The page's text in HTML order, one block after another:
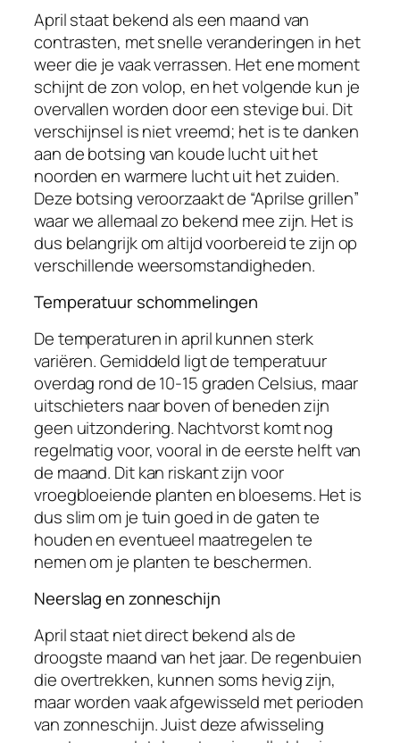
April staat bekend als een maand van
contrasten, met snelle veranderingen in het
weer die je vaak verrassen. Het ene moment
schijnt de zon volop, en het volgende kun je
overvallen worden door een stevige bui. Dit
verschijnsel is niet vreemd; het is te danken
aan de botsing van koude lucht uit het
noorden en warmere lucht uit het zuiden.
Deze botsing veroorzaakt de “Aprilse grillen”
waar we allemaal zo bekend mee zijn. Het is
dus belangrijk om altijd voorbereid te zijn op
verschillende weersomstandigheden.
Temperatuur schommelingen
De temperaturen in april kunnen sterk
variëren. Gemiddeld ligt de temperatuur
overdag rond de 10-15 graden Celsius, maar
uitschieters naar boven of beneden zijn
geen uitzondering. Nachtvorst komt nog
regelmatig voor, vooral in de eerste helft van
de maand. Dit kan riskant zijn voor
vroegbloeiende planten en bloesems. Het is
dus slim om je tuin goed in de gaten te
houden en eventueel maatregelen te
nemen om je planten te beschermen.
Neerslag en zonneschijn
April staat niet direct bekend als de
droogste maand van het jaar. De regenbuien
die overtrekken, kunnen soms hevig zijn,
maar worden vaak afgewisseld met perioden
van zonneschijn. Juist deze afwisseling